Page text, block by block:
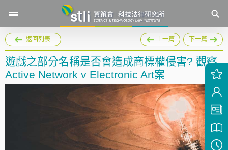
返回列表 上一篇 下一篇
遊戲之部分名稱是否會造成商標權侵害? 觀察
Active Network v Electronic Art案